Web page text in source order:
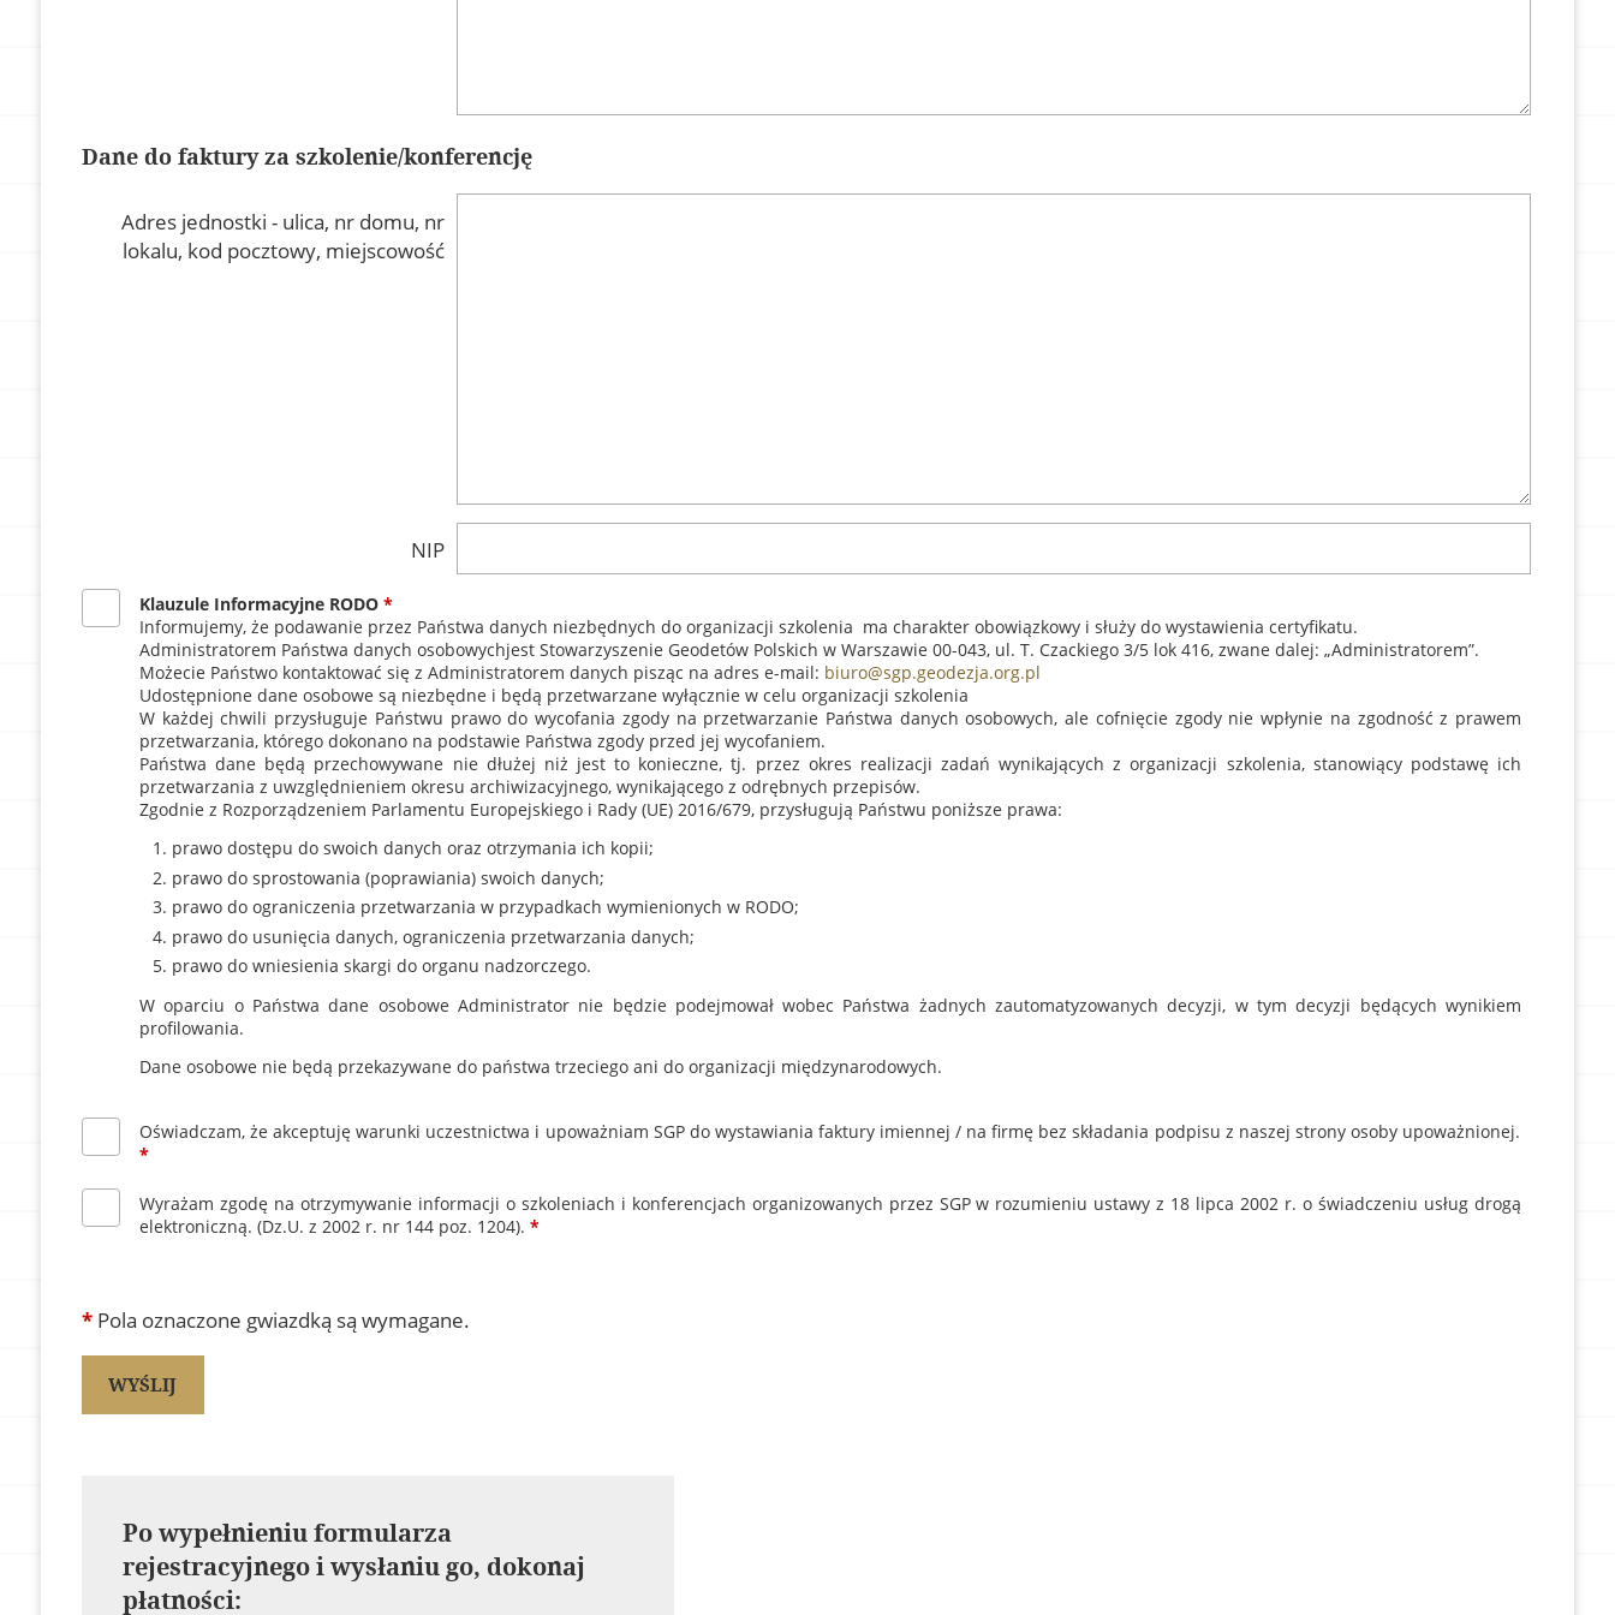
Dane do faktury za szkolenie/konferencję
Adres jednostki - ulica, nr domu, nr
lokalu, kod pocztowy, miejscowość
NIP
Klauzule Informacyjne RODO *
Informujemy, że podawanie przez Państwa danych niezbędnych do organizacji szkolenia ma charakter obowiązkowy i służy do wystawienia certyfikatu.
Administratorem Państwa danych osobowychjest Stowarzyszenie Geodetów Polskich w Warszawie 00-043, ul. T. Czackiego 3/5 lok 416, zwane dalej: „Administratorem”.
Możecie Państwo kontaktować się z Administratorem danych pisząc na adres e-mail: biuro@sgp.geodezja.org.pl
Udostępnione dane osobowe są niezbędne i będą przetwarzane wyłącznie w celu organizacji szkolenia
W każdej chwili przysługuje Państwu prawo do wycofania zgody na przetwarzanie Państwa danych osobowych, ale cofnięcie zgody nie wpłynie na zgodność z prawem
przetwarzania, którego dokonano na podstawie Państwa zgody przed jej wycofaniem.
Państwa dane będą przechowywane nie dłużej niż jest to konieczne, tj. przez okres realizacji zadań wynikających z organizacji szkolenia, stanowiący podstawę ich
przetwarzania z uwzględnieniem okresu archiwizacyjnego, wynikającego z odrębnych przepisów.
Zgodnie z Rozporządzeniem Parlamentu Europejskiego i Rady (UE) 2016/679, przysługują Państwu poniższe prawa:
prawo dostępu do swoich danych oraz otrzymania ich kopii;
prawo do sprostowania (poprawiania) swoich danych;
prawo do ograniczenia przetwarzania w przypadkach wymienionych w RODO;
prawo do usunięcia danych, ograniczenia przetwarzania danych;
prawo do wniesienia skargi do organu nadzorczego.
W oparciu o Państwa dane osobowe Administrator nie będzie podejmował wobec Państwa żadnych zautomatyzowanych decyzji, w tym decyzji będących wynikiem
profilowania.
Dane osobowe nie będą przekazywane do państwa trzeciego ani do organizacji międzynarodowych.
Oświadczam, że akceptuję warunki uczestnictwa i upoważniam SGP do wystawiania faktury imiennej / na firmę bez składania podpisu z naszej strony osoby upoważnionej.
*
Wyrażam zgodę na otrzymywanie informacji o szkoleniach i konferencjach organizowanych przez SGP w rozumieniu ustawy z 18 lipca 2002 r. o świadczeniu usług drogą
elektroniczną. (Dz.U. z 2002 r. nr 144 poz. 1204). *
* Pola oznaczone gwiazdką są wymagane.
Po wypełnieniu formularza
rejestracyjnego i wysłaniu go, dokonaj
płatności: